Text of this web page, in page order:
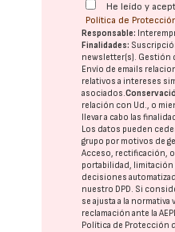
He leído y
Política de
Responsable:
Finalidades:
newsletter(s). Gestión
Envío de emails
relativos a intereses
asociados.
relación con Ud., o
llevar a cabo las
Los datos pueden
grupo por motivos de
Acceso, rectificación,
portabilidad, limitación
decisiones
nuestro DPD. Si
se ajusta a la
reclamación ante la
Política de Protección